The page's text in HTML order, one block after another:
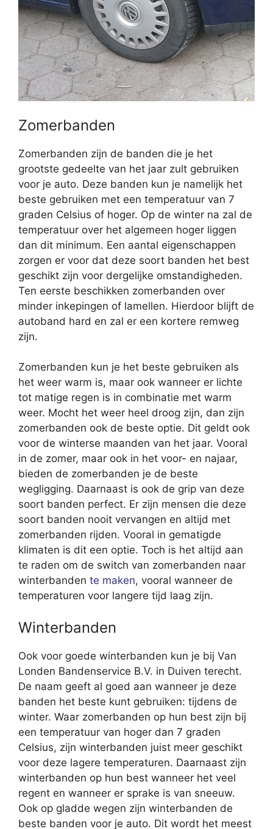
Zomerbanden
Zomerbanden zijn de banden die je het
grootste gedeelte van het jaar zult gebruiken
voor je auto. Deze banden kun je namelijk het
beste gebruiken met een temperatuur van 7
graden Celsius of hoger. Op de winter na zal de
temperatuur over het algemeen hoger liggen
dan dit minimum. Een aantal eigenschappen
zorgen er voor dat deze soort banden het best
geschikt zijn voor dergelijke omstandigheden.
Ten eerste beschikken zomerbanden over
minder inkepingen of lamellen. Hierdoor blijft de
autoband hard en zal er een kortere remweg
zijn.
Zomerbanden kun je het beste gebruiken als
het weer warm is, maar ook wanneer er lichte
tot matige regen is in combinatie met warm
weer. Mocht het weer heel droog zijn, dan zijn
zomerbanden ook de beste optie. Dit geldt ook
voor de winterse maanden van het jaar. Vooral
in de zomer, maar ook in het voor- en najaar,
bieden de zomerbanden je de beste
wegligging. Daarnaast is ook de grip van deze
soort banden perfect. Er zijn mensen die deze
soort banden nooit vervangen en altijd met
zomerbanden rijden. Vooral in gematigde
klimaten is dit een optie. Toch is het altijd aan
te raden om de switch van zomerbanden naar
winterbanden te maken, vooral wanneer de
temperaturen voor langere tijd laag zijn.
Winterbanden
Ook voor goede winterbanden kun je bij Van
Londen Bandenservice B.V. in Duiven terecht.
De naam geeft al goed aan wanneer je deze
banden het beste kunt gebruiken: tijdens de
winter. Waar zomerbanden op hun best zijn bij
een temperatuur van hoger dan 7 graden
Celsius, zijn winterbanden juist meer geschikt
voor deze lagere temperaturen. Daarnaast zijn
winterbanden op hun best wanneer het veel
regent en wanneer er sprake is van sneeuw.
Ook op gladde wegen zijn winterbanden de
beste banden voor je auto. Dit wordt het meest